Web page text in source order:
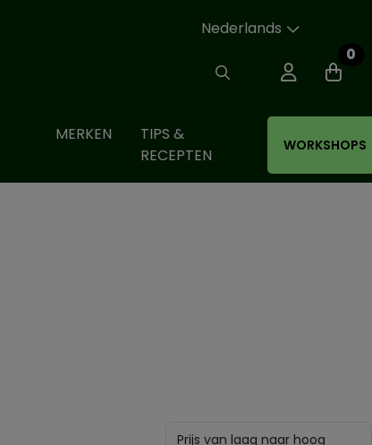
Nederlands
0
MERKEN
TIPS &
RECEPTEN
WORKSHOPS